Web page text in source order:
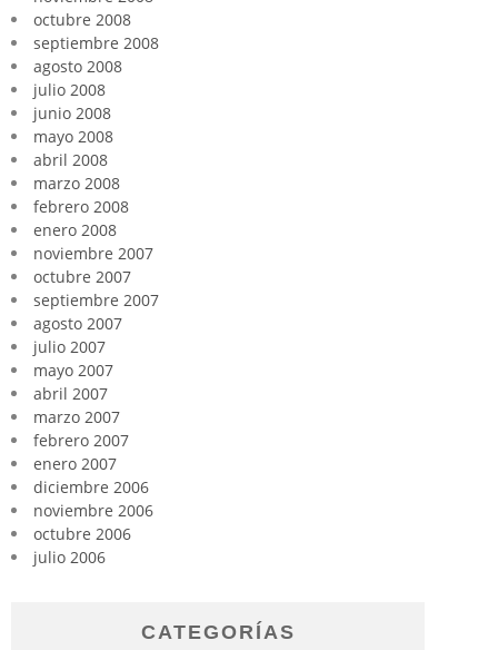
octubre 2008
septiembre 2008
agosto 2008
julio 2008
junio 2008
mayo 2008
abril 2008
marzo 2008
febrero 2008
enero 2008
noviembre 2007
octubre 2007
septiembre 2007
agosto 2007
julio 2007
mayo 2007
abril 2007
marzo 2007
febrero 2007
enero 2007
diciembre 2006
noviembre 2006
octubre 2006
julio 2006
CATEGORÍAS